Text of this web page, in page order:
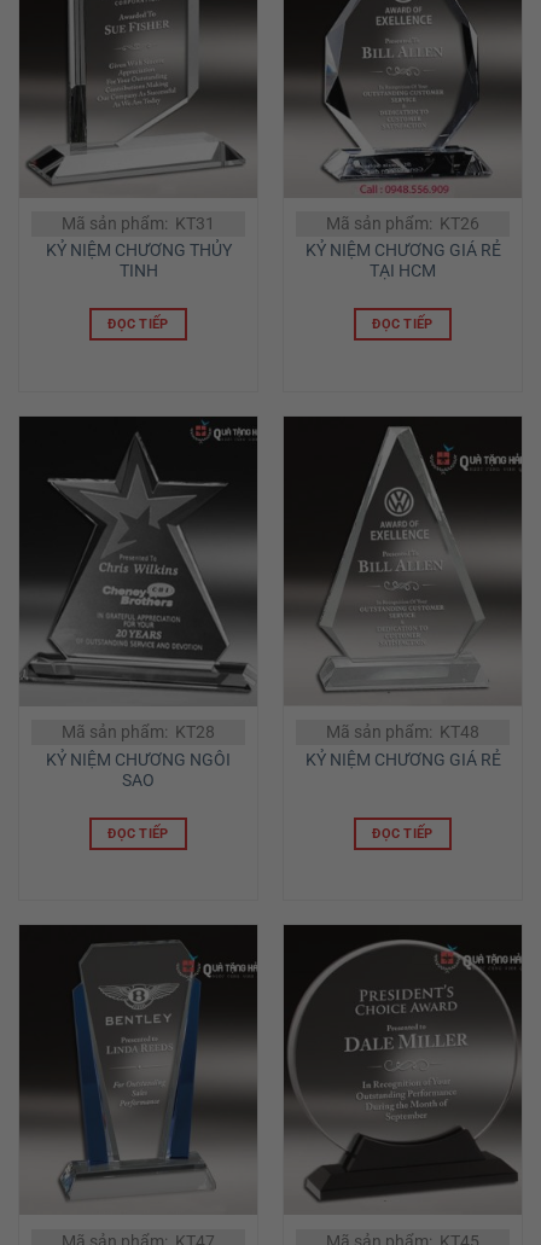
Mã sản phẩm: KT31
KỶ NIỆM CHƯƠNG THỦY
TINH
ĐỌC TIẾP
Mã sản phẩm: KT26
KỶ NIỆM CHƯƠNG GIÁ RẺ
TẠI HCM
ĐỌC TIẾP
Mã sản phẩm: KT28
KỶ NIỆM CHƯƠNG NGÔI
SAO
ĐỌC TIẾP
Mã sản phẩm: KT48
KỶ NIỆM CHƯƠNG GIÁ RẺ
ĐỌC TIẾP
Mã sản phẩm: KT47 Mã sản phẩm: KT45